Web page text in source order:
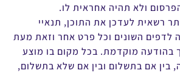
ולא תהיה אחראית לו.
רשאית לעדכן את התוכן, תנאיי
לדפים השונים וכל פרט אחר וזאת מעת
בהודעה מוקדמת. בכל מקום בו מוצע
בין אם בתשלום ובין אם שלא בתשלום,